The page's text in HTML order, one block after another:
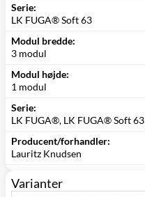
Serie:
LK FUGA® Soft 63
Modul bredde:
3 modul
Modul højde:
1 modul
Serie:
LK FUGA®, LK FUGA® Soft 63
Producent/forhandler:
Lauritz Knudsen
Varianter